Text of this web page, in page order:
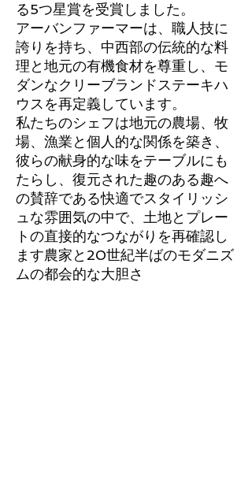
る5つ星賞を受賞しました。
アーバンファーマーは、職人技に
誇りを持ち、中西部の伝統的な料
理と地元の有機食材を尊重し、モ
ダンなクリーブランドステーキハ
ウスを再定義しています。
私たちのシェフは地元の農場、牧
場、漁業と個人的な関係を築き、
彼らの献身的な味をテーブルにも
たらし、復元された趣のある趣へ
の賛辞である快適でスタイリッシ
ュな雰囲気の中で、土地とプレー
トの直接的なつながりを再確認し
ます農家と20世紀半ばのモダニズ
ムの都会的な大胆さ